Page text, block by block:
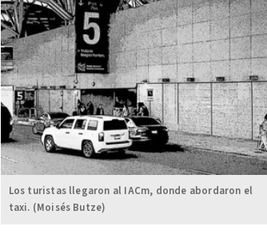
Los turistas llegaron al IACm, donde abordaron el
taxi. (Moisés Butze)